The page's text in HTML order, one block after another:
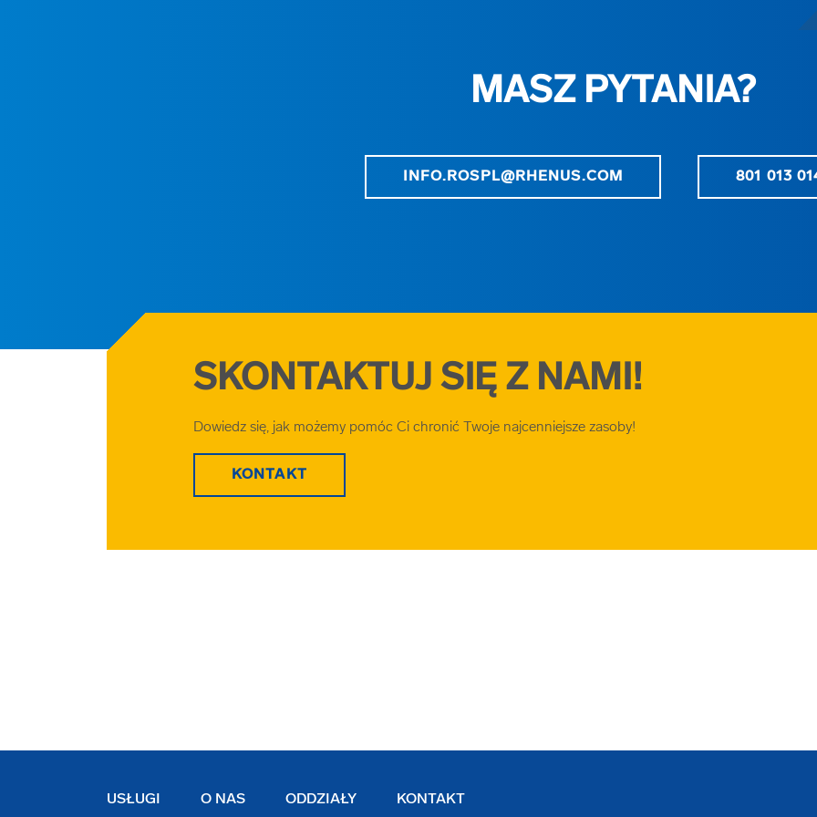
MASZ PYTANIA?
INFO.ROSPL@RHENUS.COM 801 013
SKONTAKTUJ SIĘ Z NAMI!
Dowiedz się, jak możemy pomóc Ci chronić Twoje najcenniejsze zasoby!
KONTAKT
USŁUGI O NAS ODDZIAŁY KONTAKT